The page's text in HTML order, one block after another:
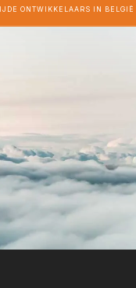
ONTWIKKELAARS IN BELGIË